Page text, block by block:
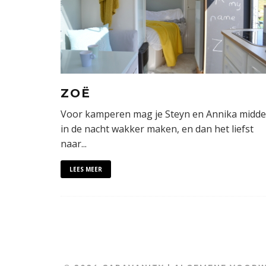
ZOË
Voor kamperen mag je Steyn en Annika
in de nacht wakker maken, en dan het liefst
naar...
LEES MEER